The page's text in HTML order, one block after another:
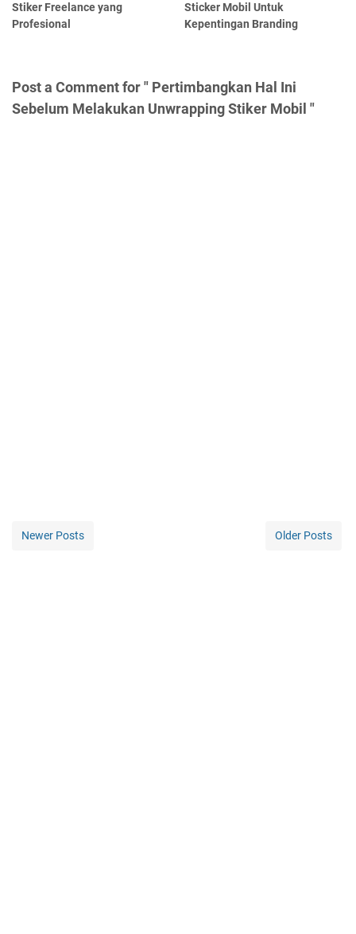
Stiker Freelance yang
Profesional
Sticker Mobil Untuk
Kepentingan Branding
Post a Comment for " Pertimbangkan Hal Ini
Sebelum Melakukan Unwrapping Stiker Mobil "
Newer Posts Older Posts